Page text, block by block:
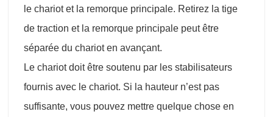
le chariot et la remorque principale. Retirez la tige
de traction et la remorque principale peut être
séparée du chariot en avançant.
Le chariot doit être soutenu par les stabilisateurs
fournis avec le chariot. Si la hauteur n’est pas
suffisante, vous pouvez mettre quelque chose en